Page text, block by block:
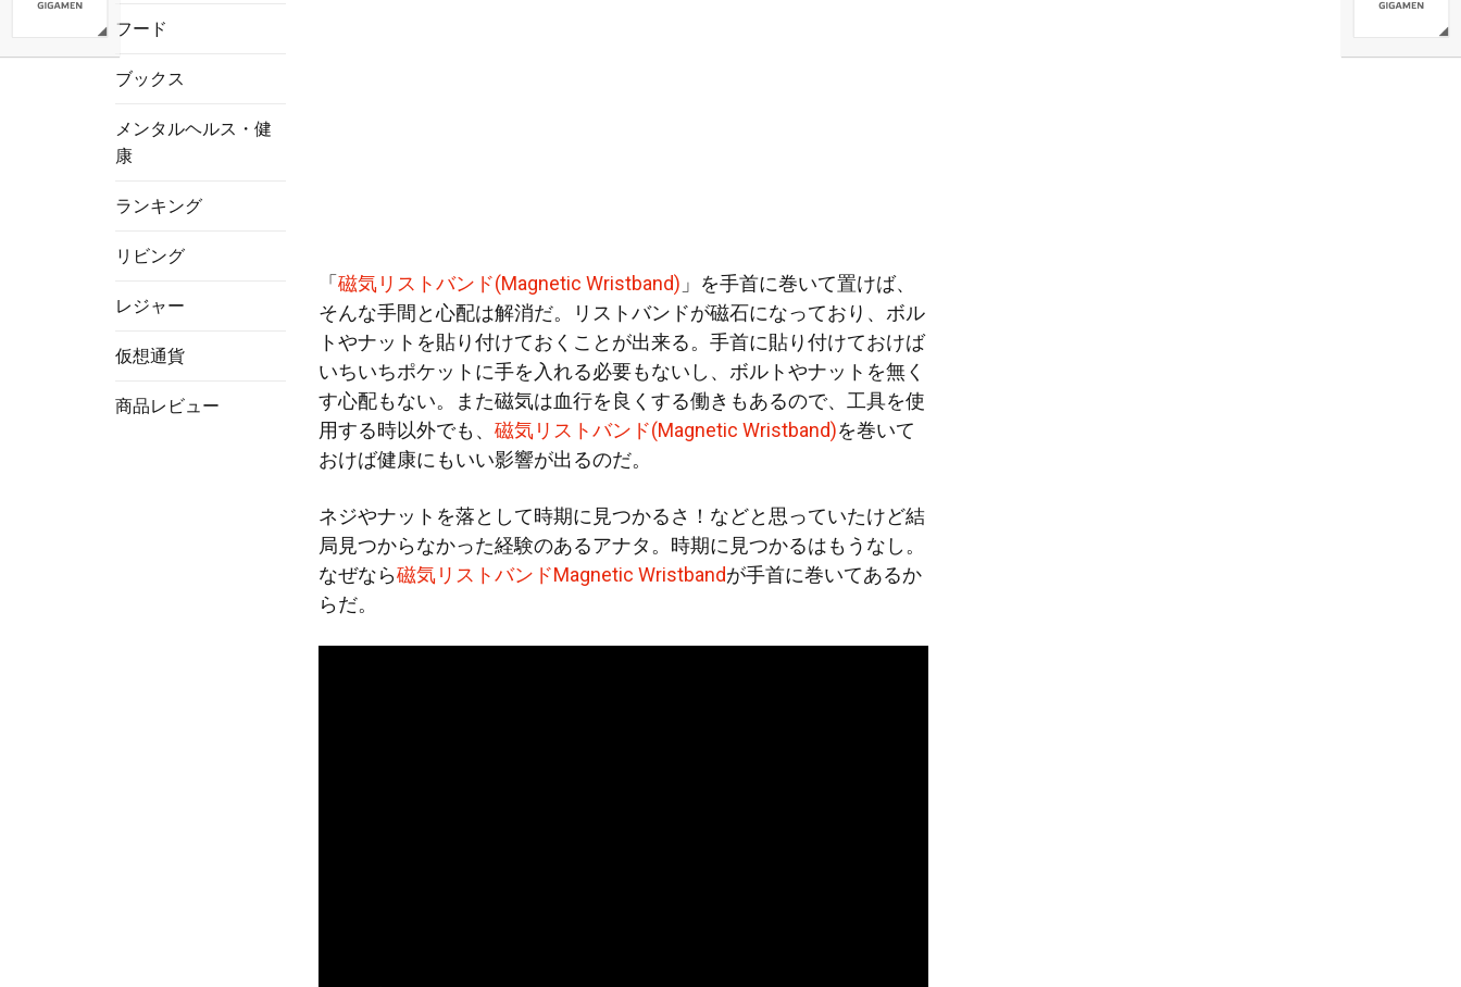
フード
ブックス
メンタルヘルス・健
康
ランキング
リビング
レジャー
仮想通貨
商品レビュー
「磁気リストバンド(Magnetic Wristband) 」を手首に巻いて置けば、
そんな手間と心配は解消だ。リストバンドが磁石になっており、ボル
トやナットを貼り付けておくことが出来る。手首に貼り付けておけば
いちいちポケットに手を入れる必要もないし、ボルトやナットを無く
す心配もない。また磁気は血行を良くする働きもあるので、工具を使
用する時以外でも、 磁気リストバンド(Magnetic Wristband)を巻いて
おけば健康にもいい影響が出るのだ。
ネジやナットを落として時期に見つかるさ！などと思っていたけど結
局見つからなかった経験のあるアナタ。時期に見つかるはもうなし。
なぜなら磁気リストバンドMagnetic Wristbandが手首に巻いてあるか
らだ。